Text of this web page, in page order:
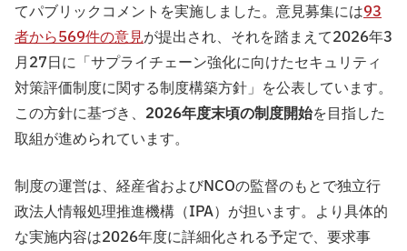
てパブリックコメントを実施しました。意見募集には93
者から569件の意見が提出され、それを踏まえて2026年3
月27日に「サプライチェーン強化に向けたセキュリティ
対策評価制度に関する制度構築方針」を公表しています。
この方針に基づき、 2026年度末頃の制度開始を目指した
取組が進められています。
制度の運営は、経産省およびNCOの監督のもとで独立行
政法人情報処理推進機構（IPA）が担います。より具体的
な実施内容は2026年度に詳細化される予定で、要求事